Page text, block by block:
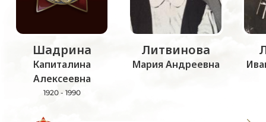
Шадрина
Капиталина
Алексеевна
1920 - 1990
Литвинова
Мария Андреевна